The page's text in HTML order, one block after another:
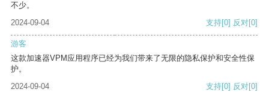
不少。
2024-09-04
支持[0] 反对[0]
游客
这款加速器VPM应用程序已经为我们带来了无限的隐私保护和安全性保
护。
2024-09-04
支持[0] 反对[0]